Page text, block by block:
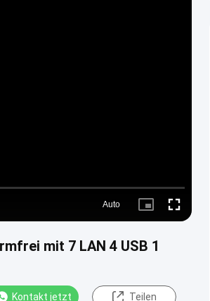
Auto
Picture- Fullscreen
mit 7 LAN 4 USB 1
Kontakt jetzt Teilen